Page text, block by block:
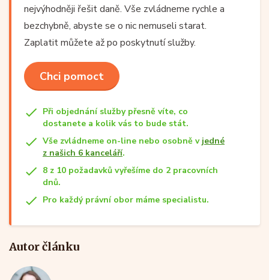
nejvýhodněji řešit daně. Vše zvládneme rychle a
bezchybně, abyste se o nic nemuseli starat.
Zaplatit můžete až po poskytnutí služby.
Chci pomoct
Při objednání služby přesně víte, co
dostanete a kolik vás to bude stát.
Vše zvládneme on-line nebo osobně v jedné
z našich 6 kanceláří.
8 z 10 požadavků vyřešíme do 2 pracovních
dnů.
Pro každý právní obor máme specialistu.
Autor článku